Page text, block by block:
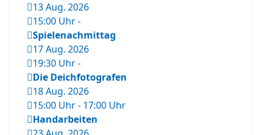
13 Aug. 2026
15:00 Uhr-
Spielenachmittag
17 Aug. 2026
19:30 Uhr-
Die Deichfotografen
18 Aug. 2026
15:00 Uhr- 17:00 Uhr
Handarbeiten